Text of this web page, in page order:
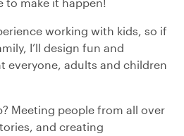
working with kids, so if
I’ll design fun and
everyone, adults and children
Meeting people from all over
and creating